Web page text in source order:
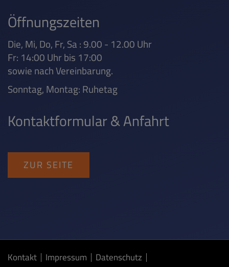
Öffnungszeiten
Die, Mi, Do, Fr, Sa : 9.00 - 12.00 Uhr
Fr: 14:00 Uhr bis 17:00
sowie nach Vereinbarung.
Sonntag, Montag: Ruhetag
Kontaktformular & Anfahrt
ZUR SEITE
Kontakt Impressum Datenschutz